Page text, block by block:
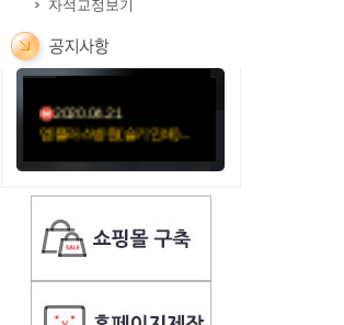
자석교정보기
2020.05.06
엠플러스병원(슬기인쇄)...
2020.04.21
2020.04.21
성가롤로병원(먹는약)순...